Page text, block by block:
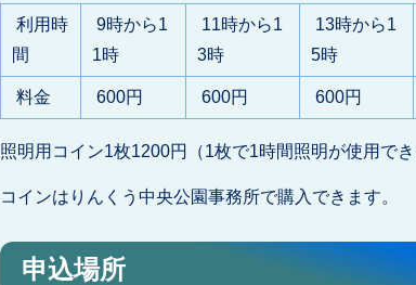
利用時
間
9時から1
1時
11時から1
3時
13時から1
5時
料金 600円 600円 600円
照明用コイン1枚1200円（1枚で1時間照明が使用でき
コインはりんくう中央公園事務所で購入できます。
申込場所